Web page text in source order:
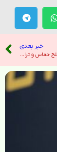
خبر بعدی
برای اسرائیل ، برنامه صلح حماس و ترامپ ، اکنون بخش سختی آمده است – نیویورک تایمز